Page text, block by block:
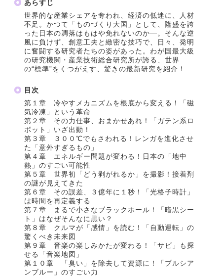
あらすじ
世界的な産業シェアを奪われ、経済の低迷に、人材
不足。かつて「ものづくり大国」として、隆盛を誇
った日本の凋落はもはや免れないのか―。そんな逆
風に負けず、創意工夫と緻密な技巧で、日々、発明
に奮闘する研究者たちの姿があった。わが国最大級
の研究機関・産業技術総合研究所が誇る、世界
の“標準”をくつがえす、驚きの最新研究を紹介！
目次
第１章 冷やすメカニズムを根底から変える！「磁
気冷凍」という革命
第２章 その力仕事、おまかせあれ！「ガテン系ロ
ボット」いざ出動！
第３章 ３００℃でもさわれる！レンガを進化させ
た「意外すぎるもの」
第４章 エネルギー問題が変わる！日本の「地中
熱」のすごい可能性
第５章 世界初「どう剥がれるか」を撮影！接着剤
の謎が見えてきた
第６章 その誤差、３億年に１秒！「光格子時計」
は時間を再定義する
第７章 まるで小さなブラックホール！「暗黒シー
ト」はなぜそんなに黒い？
第８章 クルマが「感情」を読む！「自動運転」の
驚くべき未来図
第９章 音楽の楽しみかたが変わる！「サビ」も探
せる「音楽地図」
第１０章 「臭い」を除去して資源に！「プルシア
ンブルー」のすごい力